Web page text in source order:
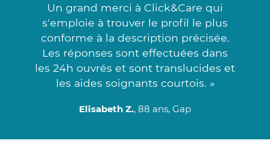
Un grand merci à Click&Care qui
s'emploie à trouver le profil le plus
conforme à la description précisée.
Les réponses sont effectuées dans
les 24h ouvrés et sont translucides et
les aides soignants courtois. »
Elisabeth Z., 88 ans, Gap